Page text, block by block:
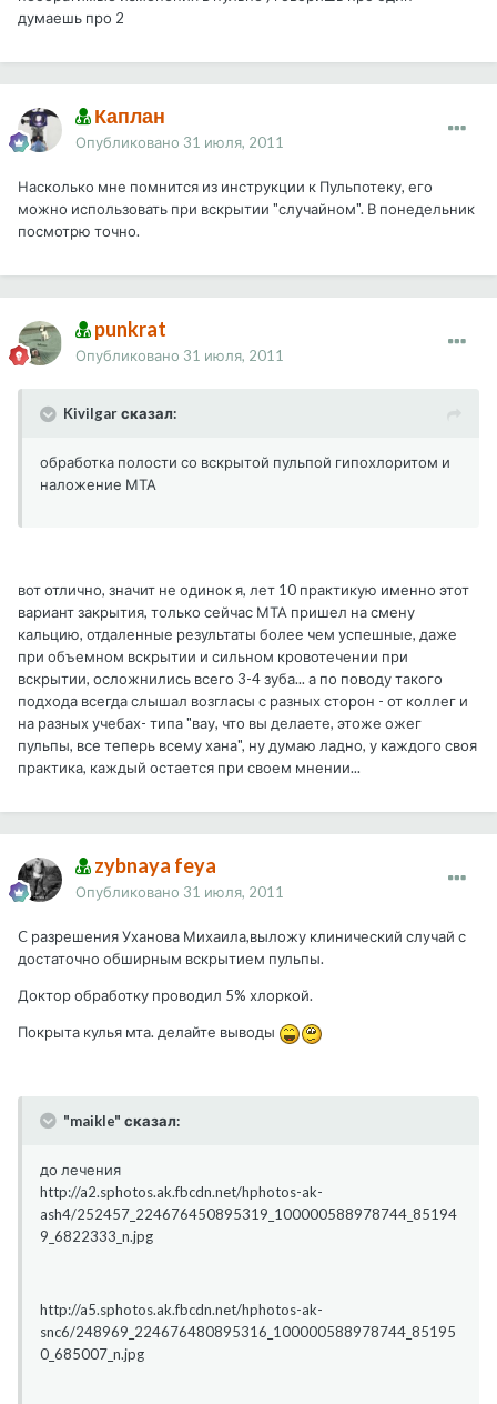
думаешь про 2
Каплан
Опубликовано 31 июля, 2011
Насколько мне помнится из инструкции к Пульпотеку, его
можно использовать при вскрытии "случайном". В понедельник
посмотрю точно.
punkrat
Опубликовано 31 июля, 2011
Kivilgar сказал:
обработка полости со вскрытой пульпой гипохлоритом и
наложение МТА
вот отлично, значит не одинок я, лет 10 практикую именно этот
вариант закрытия, только сейчас МТА пришел на смену
кальцию, отдаленные результаты более чем успешные, даже
при объемном вскрытии и сильном кровотечении при
вскрытии, осложнились всего 3-4 зуба... а по поводу такого
подхода всегда слышал возгласы с разных сторон - от коллег и
на разных учебах- типа "вау, что вы делаете, этоже ожег
пульпы, все теперь всему хана", ну думаю ладно, у каждого своя
практика, каждый остается при своем мнении...
zybnaya feya
Опубликовано 31 июля, 2011
C разрешения Уханова Михаила,выложу клинический случай с
достаточно обширным вскрытием пульпы.
Доктор обработку проводил 5% хлоркой.
Покрыта кулья мта. делайте выводы
"maikle" сказал:
до лечения
http://a2.sphotos.ak.fbcdn.net/hphotos-ak-
ash4/252457_224676450895319_100000588978744_85194
9_6822333_n.jpg
http://a5.sphotos.ak.fbcdn.net/hphotos-ak-
snc6/248969_224676480895316_100000588978744_85195
0_685007_n.jpg